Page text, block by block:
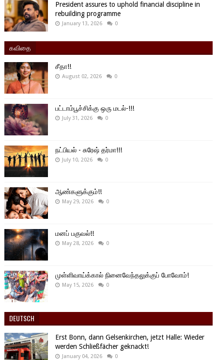
President assures to uphold financial discipline in
rebuilding programme
January 13, 2026 0
கவிதை
சீதா!!
August 02, 2026 0
பட்டாம்பூச்சிக்கு ஒரு மடல்-!!!
July 31, 2026 0
நட்பியல் - சுரேஷ் தர்மா!!!
July 10, 2026 0
ஆண்களுக்கும்!!
May 29, 2026 0
மனப் பகுவல்!!
May 28, 2026 0
முள்ளிவாய்க்கால் நினைவேந்தலுக்குப் போவோம்!
May 15, 2026 0
DEUTSCH
Erst Bonn, dann Gelsenkirchen, jetzt Halle: Wieder
werden Schließfächer geknackt!
January 04, 2026 0